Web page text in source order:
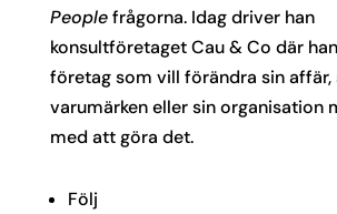
Peoplefrågorna. Idag driver han
konsultföretaget Cau & Co där
företag som vill förändra sin
varumärken eller sin organisation
med att göra det.
Följ